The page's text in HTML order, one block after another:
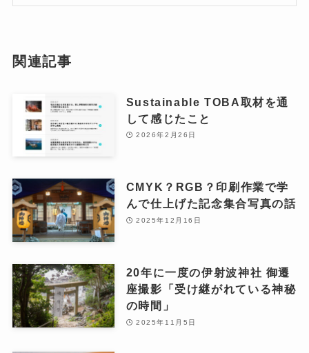
関連記事
Sustainable TOBA取材を通
して感じたこと
2026年2月26日
CMYK？RGB？印刷作業で学
んで仕上げた記念集合写真の話
2025年12月16日
20年に一度の伊射波神社 御遷
座撮影「受け継がれている神秘
の時間」
2025年11月5日